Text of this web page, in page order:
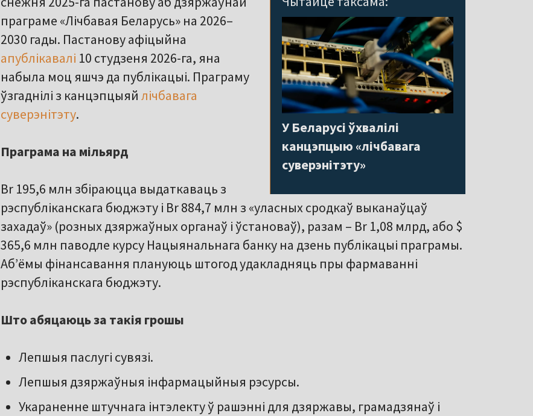
У Беларусі ўхвалілі
канцэпцыю «лічбавага
суверэнітэту»
праграме «Лічбавая Беларусь» на 2026–
2030 гады. Пастанову афіцыйна
апублікавалі 10 студзеня 2026-га, яна
набыла моц яшчэ да публікацыі. Праграму
ўзгаднілі з канцэпцыяй лічбавага
суверэнітэту.
Праграма на мільярд
Br 195,6 млн збіраюцца выдаткаваць з
рэспубліканскага бюджэту і Br 884,7 млн з «уласных сродкаў выканаўцаў
захадаў» (розных дзяржаўных органаў і ўстановаў), разам – Br 1,08 млрд, або $
365,6 млн паводле курсу Нацыянальнага банку на дзень публікацыі праграмы.
Аб’ёмы фінансавання плануюць штогод удакладняць пры фармаванні
рэспубліканскага бюджэту.
Што абяцаюць за такія грошы
Лепшыя паслугі сувязі.
Лепшыя дзяржаўныя інфармацыйныя рэсурсы.
Укараненне штучнага інтэлекту ў рашэнні для дзяржавы, грамадзянаў і